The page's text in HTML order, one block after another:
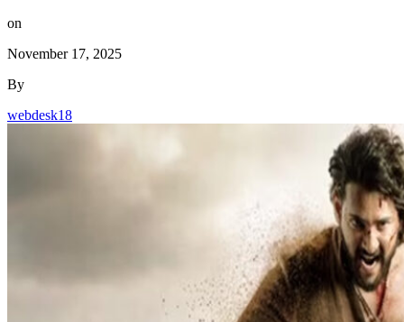
on
November 17, 2025
By
webdesk18